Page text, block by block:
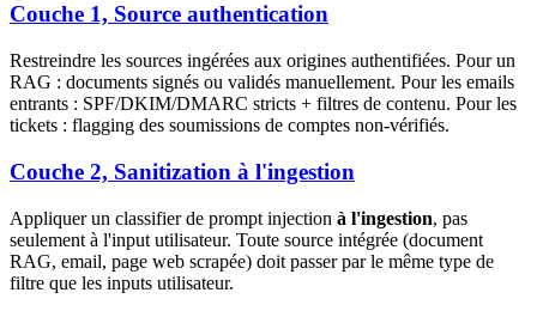
Couche 1, Source authentication
Restreindre les sources ingérées aux origines authentifiées. Pour un
RAG : documents signés ou validés manuellement. Pour les emails
entrants : SPF/DKIM/DMARC stricts + filtres de contenu. Pour les
tickets : flagging des soumissions de comptes non-vérifiés.
Couche 2, Sanitization à l'ingestion
Appliquer un classifier de prompt injection à l'ingestion, pas
seulement à l'input utilisateur. Toute source intégrée (document
RAG, email, page web scrapée) doit passer par le même type de
filtre que les inputs utilisateur.